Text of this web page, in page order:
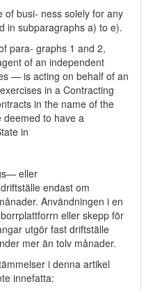
of busi- ness solely for any
in subparagraphs a) to e).
para- graphs 1 and 2,
of an independent
— is acting on behalf of an
in a Contracting
in the name of the
deemed to have a
in
eller
endast om
Användningen i en
eller skepp för
utgör fast driftställe
mer än tolv månader.
i denna artikel
innefatta: